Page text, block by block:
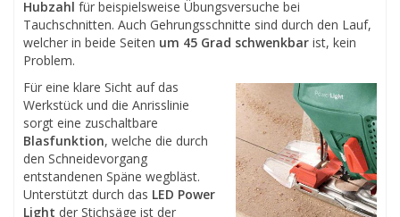
Hubzahl für beispielsweise Übungsversuche bei
Tauchschnitten. Auch Gehrungsschnitte sind durch den Lauf,
welcher in beide Seiten um 45 Grad schwenkbar ist, kein
Problem.
Für eine klare Sicht auf das
Werkstück und die Anrisslinie
sorgt eine zuschaltbare
Blasfunktion, welche die durch
den Schneidevorgang
entstandenen Späne wegbläst.
Unterstützt durch das LED Power
Light der Stichsäge ist der